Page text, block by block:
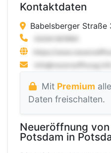
Kontaktdaten
Babelsberger Straße
Mit Premium
Daten freischalten.
Neueröffnung
Potsdam in